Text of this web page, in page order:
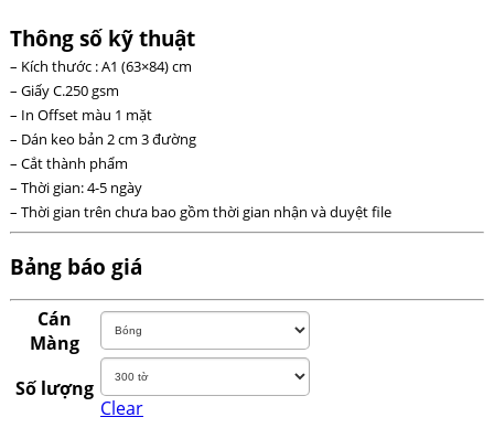
Thông số kỹ thuật
– Kích thước : A1 (63×84) cm
– Giấy C.250 gsm
– In Offset màu 1 mặt
– Dán keo bản 2 cm 3 đường
– Cắt thành phẩm
– Thời gian: 4-5 ngày
– Thời gian trên chưa bao gồm thời gian nhận và duyệt file
Bảng báo giá
Cán
Màng
Số lượng
Clear